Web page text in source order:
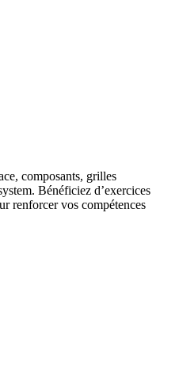
composants, grilles
Bénéficiez d’exercices
renforcer vos compétences